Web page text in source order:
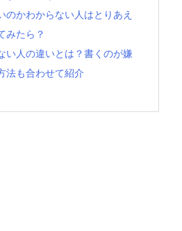
のかわからない人はとりあえ
みたら？
い人の違いとは？書くのが嫌
法も合わせて紹介